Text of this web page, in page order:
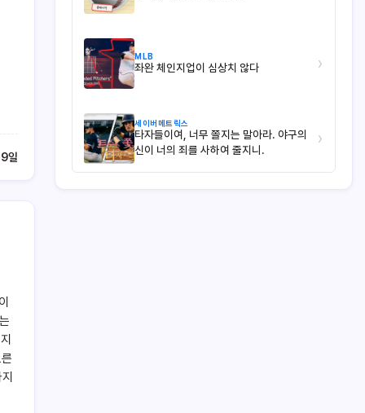
일
MLB
좌완 체인지업이 심상치 않다 ›
세이버메트릭스
타자들이여, 너무 쫄지는 말아라. 야구의
신이 너의 죄를 사하여 줄지니.
›